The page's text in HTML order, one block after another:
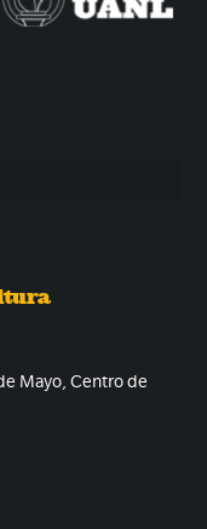
Mayo, Centro de